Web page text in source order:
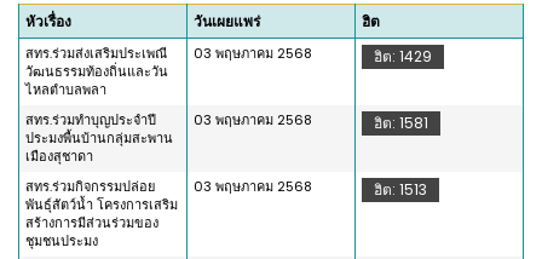
หัวเรื่อง วันเผยแพร่ ฮิต
สทร.ร่วมส่งเสริมประเพณี
วัฒนธรรมท้องถิ่นและวัน
ไหลตำบลพลา
03 พฤษภาคม 2568 ฮิต: 1429
สทร.ร่วมทำบุญประจำปี
ประมงพื้นบ้านกลุ่มสะพาน
เมืองสุชาดา
03 พฤษภาคม 2568 ฮิต: 1581
สทร.ร่วมกิจกรรมปล่อย
พันธ์ุสัตว์น้ำ โครงการเสริม
สร้างการมีส่วนร่วมของ
ชุมชนประมง
03 พฤษภาคม 2568 ฮิต: 1513